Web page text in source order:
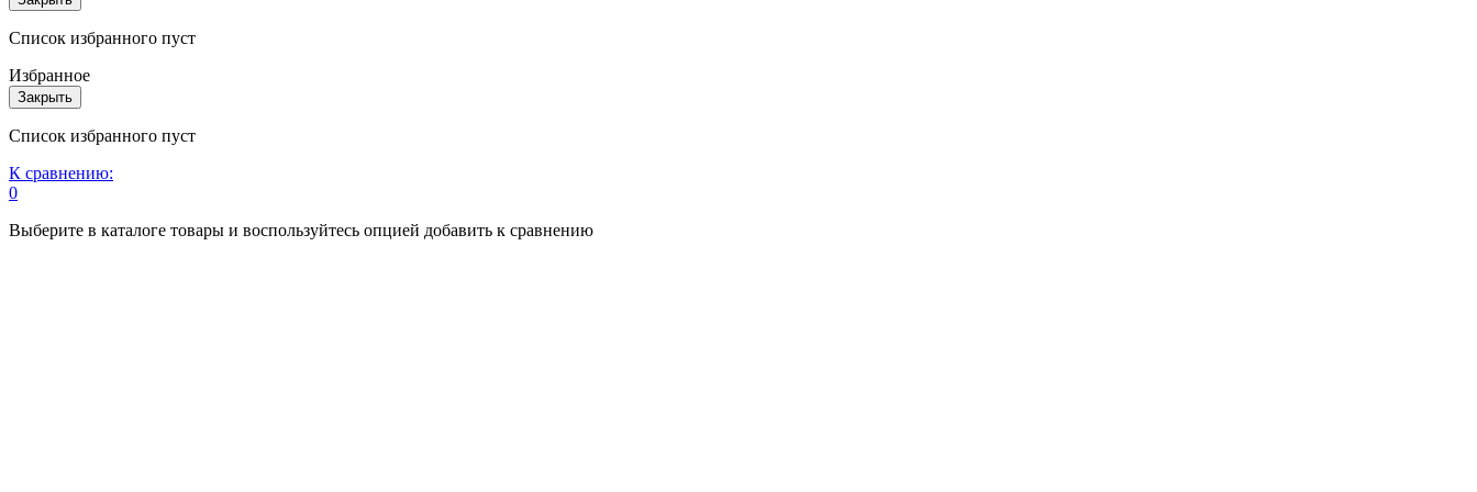
Список избранного пуст
Избранное
Закрыть
Список избранного пуст
К сравнению:
0
Выберите в каталоге товары и воспользуйтесь опцией добавить к сравнению